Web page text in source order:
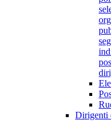
Dirigenti